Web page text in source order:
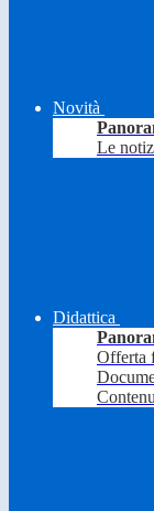
Novità
Le
Didattica
Offerta